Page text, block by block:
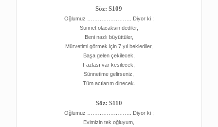
Söz: S109
Oğlumuz ……………………. Diyor ki ;
Sünnet olacaksin dediler,
Beni nazlı büyüttüler,
Mürvetimi görmek için 7 yıl beklediler,
Başa gelen çekilecek,
Fazlası var kesilecek,
Sünnetime gelirseniz,
Tüm acılarım dinecek.
Söz: S110
Oğlumuz ……………………. Diyor ki ;
Evimizin tek oğluyum,